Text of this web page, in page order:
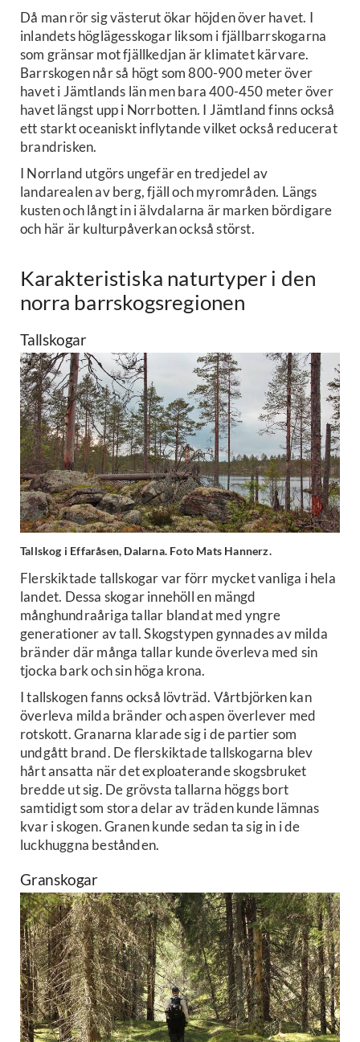
Då man rör sig västerut ökar höjden över havet. I
inlandets höglägesskogar liksom i fjällbarrskogarna
som gränsar mot fjällkedjan är klimatet kärvare.
Barrskogen når så högt som 800-900 meter över
havet i Jämtlands län men bara 400-450 meter över
havet längst upp i Norrbotten. I Jämtland finns också
ett starkt oceaniskt inflytande vilket också reducerat
brandrisken.
I Norrland utgörs ungefär en tredjedel av
landarealen av berg, fjäll och myrområden. Längs
kusten och långt in i älvdalarna är marken bördigare
och här är kulturpåverkan också störst.
Karakteristiska naturtyper i den
norra barrskogsregionen
Tallskogar
Tallskog i Effaråsen, Dalarna. Foto Mats Hannerz.
Flerskiktade tallskogar var förr mycket vanliga i hela
landet. Dessa skogar innehöll en mängd
månghundraåriga tallar blandat med yngre
generationer av tall. Skogstypen gynnades av milda
bränder där många tallar kunde överleva med sin
tjocka bark och sin höga krona.
I tallskogen fanns också lövträd. Vårtbjörken kan
överleva milda bränder och aspen överlever med
rotskott. Granarna klarade sig i de partier som
undgått brand. De flerskiktade tallskogarna blev
hårt ansatta när det exploaterande skogsbruket
bredde ut sig. De grövsta tallarna höggs bort
samtidigt som stora delar av träden kunde lämnas
kvar i skogen. Granen kunde sedan ta sig in i de
luckhuggna bestånden.
Granskogar